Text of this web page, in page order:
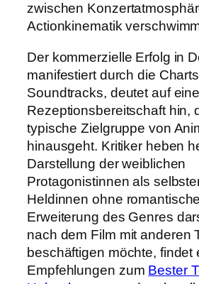
zwischen
Actionkinematik
Der kommerzielle Erfolg in
manifestiert durch die
Soundtracks, deutet auf eine
Rezeptionsbereitschaft hin,
typische Zielgruppe von
hinausgeht. Kritiker heben
Darstellung der weiblichen
Protagonistinnen als
Heldinnen ohne
Erweiterung des Genres
nach dem Film mit anderen
beschäftigen möchte, findet
Empfehlungen zum Bester